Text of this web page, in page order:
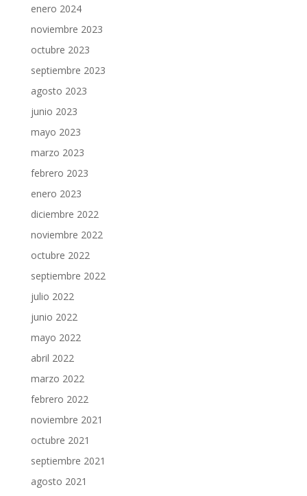
enero 2024
noviembre 2023
octubre 2023
septiembre 2023
agosto 2023
junio 2023
mayo 2023
marzo 2023
febrero 2023
enero 2023
diciembre 2022
noviembre 2022
octubre 2022
septiembre 2022
julio 2022
junio 2022
mayo 2022
abril 2022
marzo 2022
febrero 2022
noviembre 2021
octubre 2021
septiembre 2021
agosto 2021